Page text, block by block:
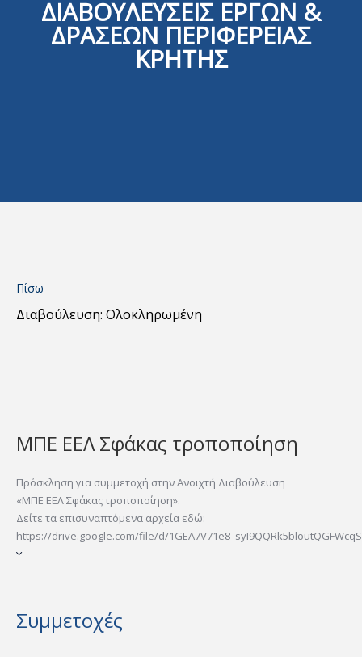
ΔΙΑΒΟΥΛΕΥΣΕΙΣ ΕΡΓΩΝ &
ΔΡΑΣΕΩΝ ΠΕΡΙΦΕΡΕΙΑΣ
ΚΡΗΤΗΣ
Πίσω
Διαβούλευση: Ολοκληρωμένη
ΜΠΕ ΕΕΛ Σφάκας τροποποίηση
Πρόσκληση για συμμετοχή στην Ανοιχτή Διαβούλευση
«ΜΠΕ ΕΕΛ Σφάκας τροποποίηση».
Δείτε τα επισυναπτόμενα αρχεία εδώ:
https://drive.google.com/file/d/
Συμμετοχές